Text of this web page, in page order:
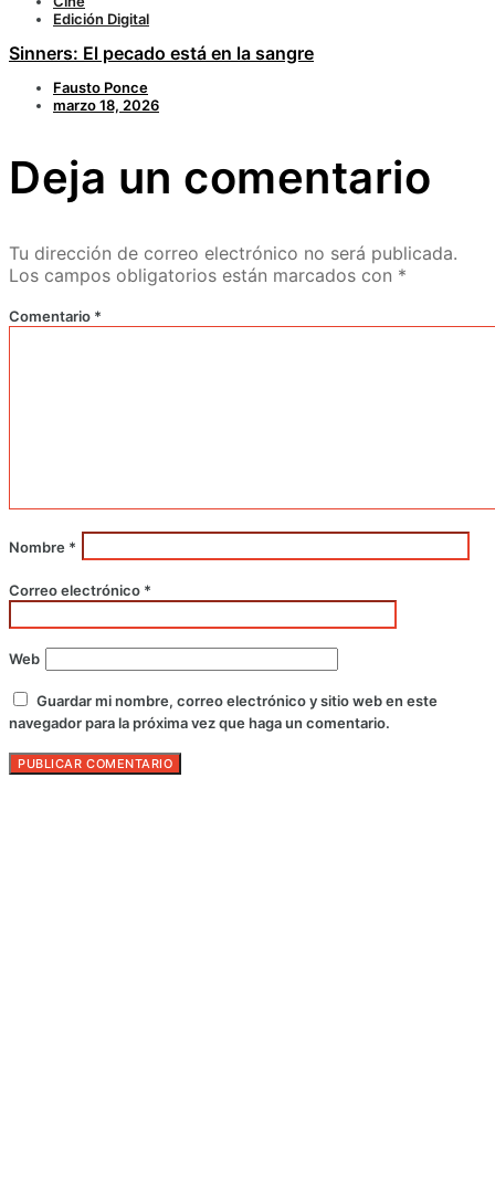
Edición Digital
Sinners: El pecado está en la sangre
Fausto Ponce
marzo 18, 2026
Deja un comentario
Tu dirección de correo electrónico no será publicada.
Los campos obligatorios están marcados con *
Comentario *
Nombre *
Correo electrónico *
Web
Guardar mi nombre, correo electrónico y sitio web en este
navegador para la próxima vez que haga un comentario.